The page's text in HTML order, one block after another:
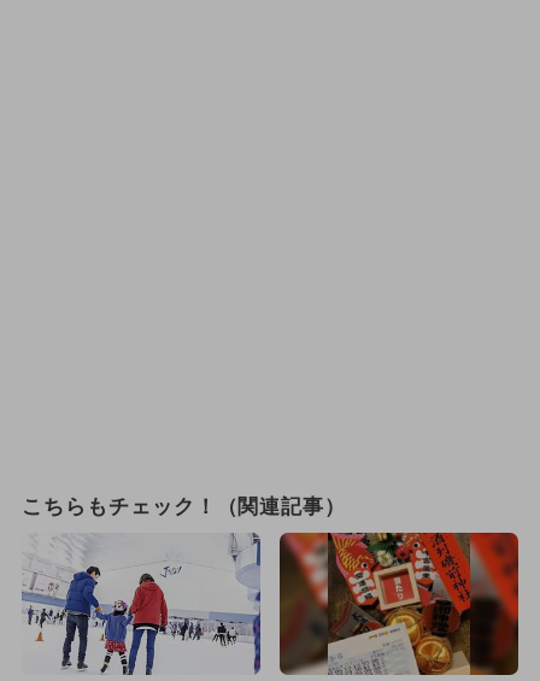
こちらもチェック！（関連記事）